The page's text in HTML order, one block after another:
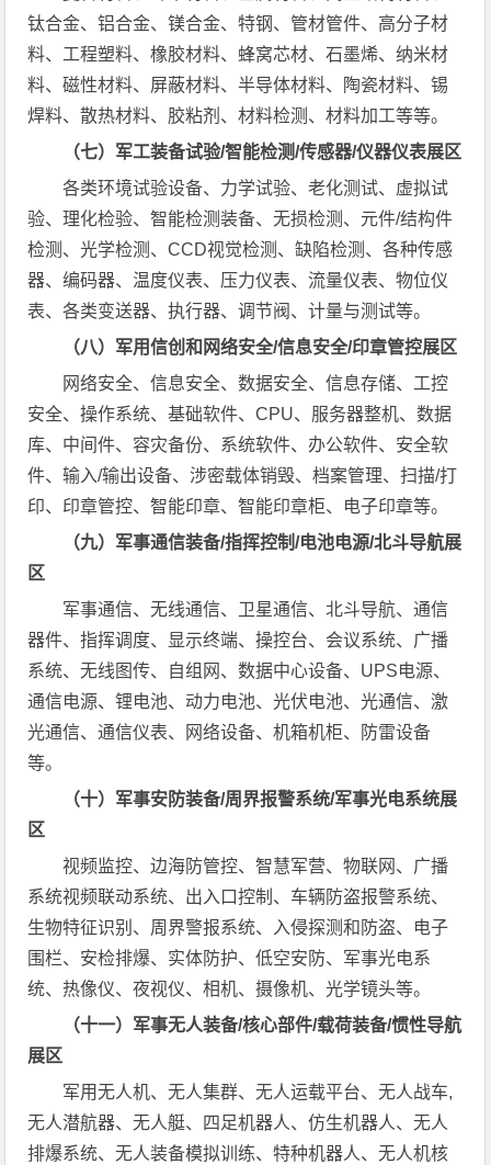
钛合金、铝合金、镁合金、特钢、管材管件、高分子材
料、工程塑料、橡胶材料、蜂窝芯材、石墨烯、纳米材
料、磁性材料、屏蔽材料、半导体材料、陶瓷材料、锡
焊料、散热材料、胶粘剂、材料检测、材料加工等等。
（七）军工装备试验/智能检测/传感器/仪器仪表展区
各类环境试验设备、力学试验、老化测试、虚拟试
验、理化检验、智能检测装备、无损检测、元件/结构件
检测、光学检测、CCD视觉检测、缺陷检测、各种传感
器、编码器、温度仪表、压力仪表、流量仪表、物位仪
表、各类变送器、执行器、调节阀、计量与测试等。
（八）军用信创和网络安全/信息安全/印章管控展区
网络安全、信息安全、数据安全、信息存储、工控
安全、操作系统、基础软件、CPU、服务器整机、数据
库、中间件、容灾备份、系统软件、办公软件、安全软
件、输入/输出设备、涉密载体销毁、档案管理、扫描/打
印、印章管控、智能印章、智能印章柜、电子印章等。
（九）军事通信装备/指挥控制/电池电源/北斗导航展
区
军事通信、无线通信、卫星通信、北斗导航、通信
器件、指挥调度、显示终端、操控台、会议系统、广播
系统、无线图传、自组网、数据中心设备、UPS电源、
通信电源、锂电池、动力电池、光伏电池、光通信、激
光通信、通信仪表、网络设备、机箱机柜、防雷设备
等。
（十）军事安防装备/周界报警系统/军事光电系统展
区
视频监控、边海防管控、智慧军营、物联网、广播
系统视频联动系统、出入口控制、车辆防盗报警系统、
生物特征识别、周界警报系统、入侵探测和防盗、电子
围栏、安检排爆、实体防护、低空安防、军事光电系
统、热像仪、夜视仪、相机、摄像机、光学镜头等。
（十一）军事无人装备/核心部件/载荷装备/惯性导航
展区
军用无人机、无人集群、无人运载平台、无人战车,
无人潜航器、无人艇、四足机器人、仿生机器人、无人
排爆系统、无人装备模拟训练、特种机器人、无人机核